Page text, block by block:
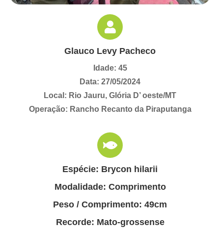
Glauco Levy Pacheco
Idade: 45
Data: 27/05/2024
Local: Rio Jauru, Glória D’ oeste/MT
Operação: Rancho Recanto da Piraputanga
Espécie: Brycon hilarii
Modalidade: Comprimento
Peso / Comprimento: 49cm
Recorde: Mato-grossense